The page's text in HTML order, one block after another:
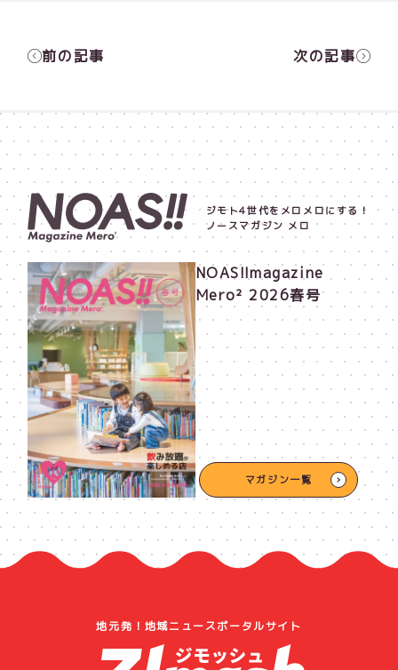
前の記事 次の記事
ジモト4世代をメロメロにする！
ノースマガジン メロ
NOAS!!magazine
Mero² 2026春号
マガジン一覧
地元発！地域ニュースポータルサイト